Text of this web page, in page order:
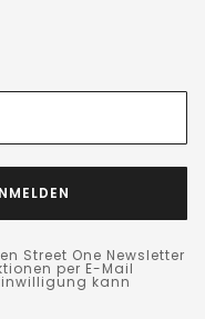
Street One Newsletter
per E-Mail
kann